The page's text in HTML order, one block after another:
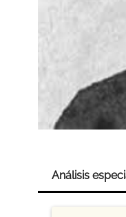
Análisis